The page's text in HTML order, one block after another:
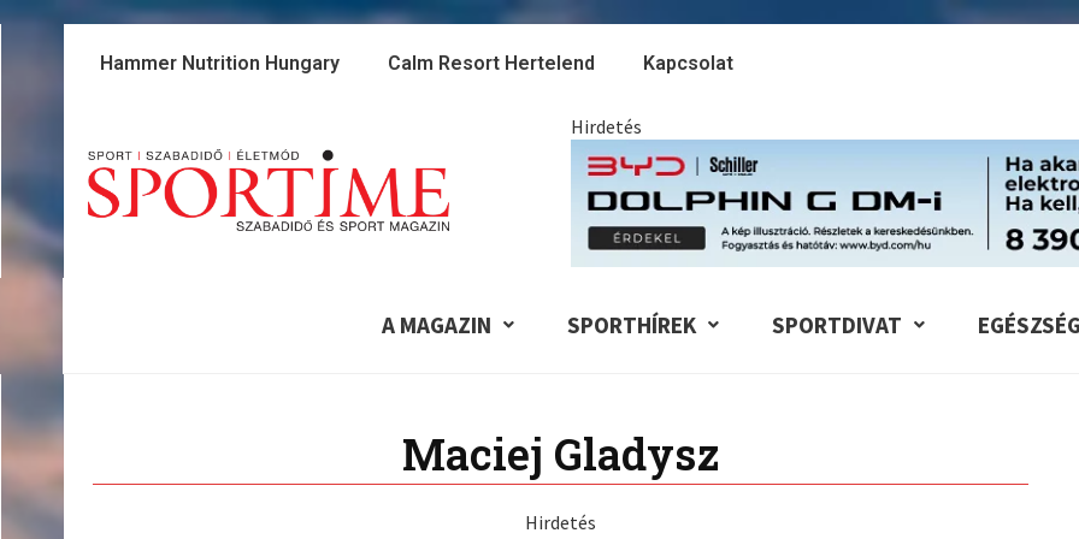
Hammer Nutrition Hungary Calm Resort Hertelend Kapcsolat
Hirdetés
A MAGAZIN SPORTHÍREK SPORTDIVAT EGÉSZSÉG
Maciej Gladysz
Hirdetés